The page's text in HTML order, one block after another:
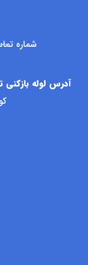
شماره تماس : ۰۹۱۲۷۶۰۹۵۰۰
آدرس لوله بازکنی